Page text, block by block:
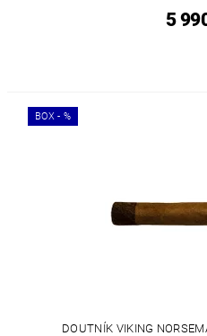
5
BOX - %
DOUTNÍK VIKING